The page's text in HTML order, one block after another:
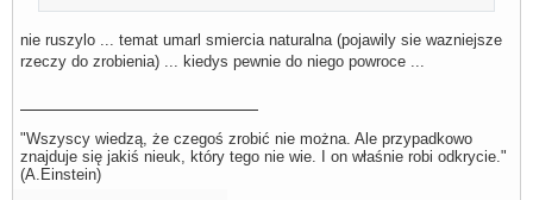
nie ruszylo ... temat umarl smiercia naturalna (pojawily sie wazniejsze
rzeczy do zrobienia) ... kiedys pewnie do niego powroce ...
"Wszyscy wiedzą, że czegoś zrobić nie można. Ale przypadkowo
znajduje się jakiś nieuk, który tego nie wie. I on właśnie robi odkrycie."
(A.Einstein)